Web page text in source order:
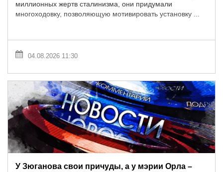
миллионных жертв сталинизма, они придумали
многоходовку, позволяющую мотивировать установку ...
04.08.2026 11:30
У Зюганова свои причуды, а у мэрии Орла –